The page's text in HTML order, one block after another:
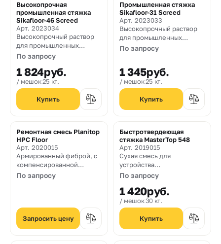
Высокопрочная
промышленная стяжка
Sikafloor-46 Screed
Арт. 2023034
Высокопрочный раствор
для промышленных
стяжек
По запросу
1 824руб.
мешок 25 кг.
Промышленная стяжка
Sikafloor-31 Screed
Арт. 2023033
Высокопрочный раствор
для промышленных
стяжек
По запросу
1 345руб.
мешок 25 кг.
Ремонтная смесь Planitop
HPC Floor
Арт. 2020015
Армированный фиброй, с
компенсированной
усадкой, высокопрочный,
усиления верхних
поверхностей плит
перекрытия
По запросу
Запросить цену
Быстротвердеющая
стяжка MasterTop 548
Арт. 2019015
Сухая смесь для
устройства
быстротвердеющих
80 мм.
По запросу
1 420руб.
мешок 30 кг.